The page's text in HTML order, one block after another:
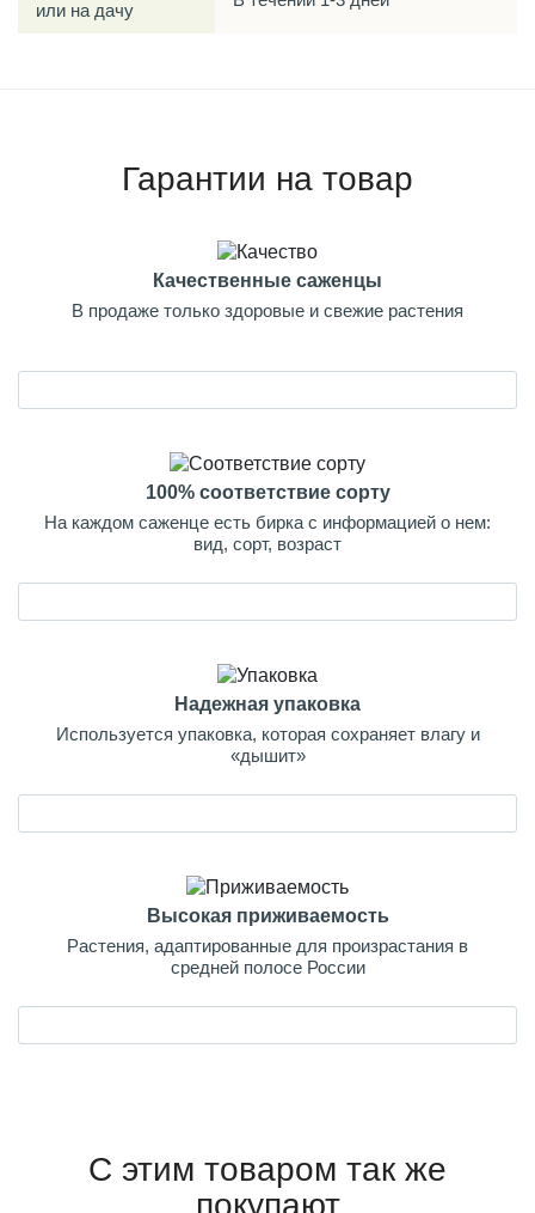
или на дачу
Гарантии на товар
Качественные саженцы
В продаже только здоровые и свежие растения
100% соответствие сорту
На каждом саженце есть бирка с информацией о нем:
вид, сорт, возраст
Надежная упаковка
Используется упаковка, которая сохраняет влагу и
«дышит»
Высокая приживаемость
Растения, адаптированные для произрастания в
средней полосе России
С этим товаром так же
покупают